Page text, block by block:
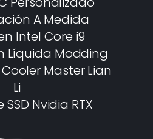
A Medida
Intel Core i9
Líquida Modding
Master Lian
Li
SSD Nvidia RTX